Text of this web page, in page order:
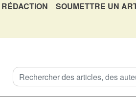
SOUMETTRE UN